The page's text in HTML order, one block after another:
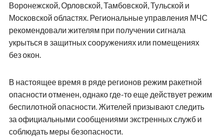
Воронежской, Орловской, Тамбовской, Тульской и
Московской областях. Региональные управления МЧС
рекомендовали жителям при получении сигнала
укрыться в защитных сооружениях или помещениях
без окон.
В настоящее время в ряде регионов режим ракетной
опасности отменен, однако где-то еще действует режим
беспилотной опасности. Жителей призывают следить
за официальными сообщениями экстренных служб и
соблюдать меры безопасности.